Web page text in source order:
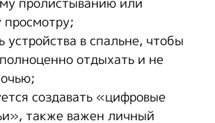
пролистыванию или
в спальне, чтобы
отдыхать и не
создавать «цифровые
также важен личный